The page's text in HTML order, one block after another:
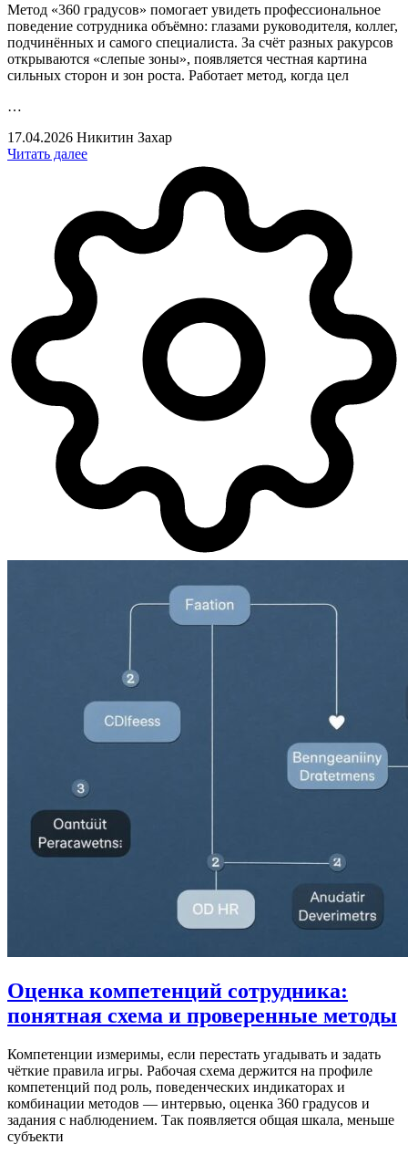
Метод «360 градусов» помогает увидеть профессиональное
поведение сотрудника объёмно: глазами руководителя, коллег,
подчинённых и самого специалиста. За счёт разных ракурсов
открываются «слепые зоны», появляется честная картина
сильных сторон и зон роста. Работает метод, когда цел
…
17.04.2026 Никитин Захар
Читать далее
Оценка компетенций сотрудника:
понятная схема и проверенные методы
Компетенции измеримы, если перестать угадывать и задать
чёткие правила игры. Рабочая схема держится на профиле
компетенций под роль, поведенческих индикаторах и
комбинации методов — интервью, оценка 360 градусов и
задания с наблюдением. Так появляется общая шкала, меньше
субъекти